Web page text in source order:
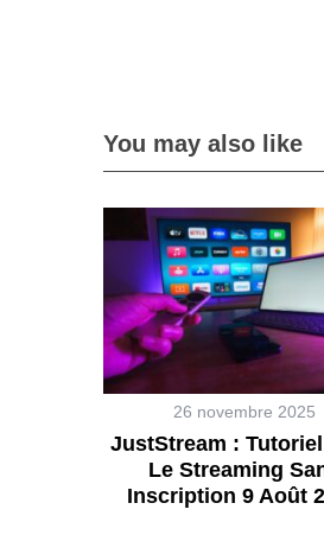
You may also like
26 novembre 2025
JustStream :
Le Streaming
Inscription 9 Août